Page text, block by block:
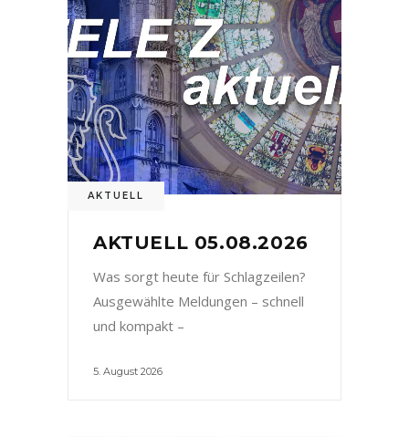
AKTUELL
AKTUELL 05.08.2026
Was sorgt heute für Schlagzeilen?
Ausgewählte Meldungen – schnell
und kompakt –
5. August 2026